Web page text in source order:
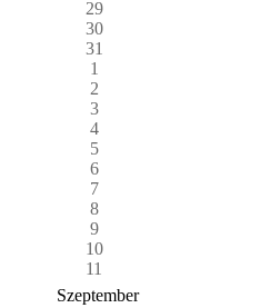
29
30
31
1
2
3
4
5
6
7
8
9
10
11
Szeptember